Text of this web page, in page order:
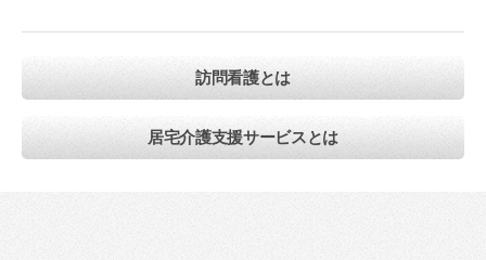
訪問看護とは
居宅介護支援サービスとは